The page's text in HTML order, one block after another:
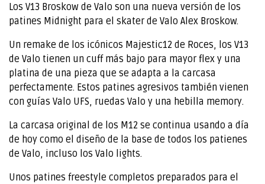
Los V13 Broskow de Valo son una nueva versión de los
patines Midnight para el skater de Valo Alex Broskow.
Un remake de los icónicos Majestic12 de Roces, los V13
de Valo tienen un cuff más bajo para mayor flex y una
platina de una pieza que se adapta a la carcasa
perfectamente. Estos patines agresivos también vienen
con guías Valo UFS, ruedas Valo y una hebilla memory.
La carcasa original de los M12 se continua usando a día
de hoy como el diseño de la base de todos los patienes
de Valo, incluso los Valo lights.
Unos patines freestyle completos preparados para el